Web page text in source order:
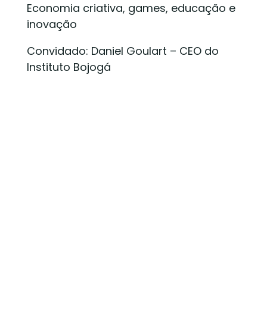
Economia criativa, games, educação e
inovação
Convidado: Daniel Goulart – CEO do
Instituto Bojogá